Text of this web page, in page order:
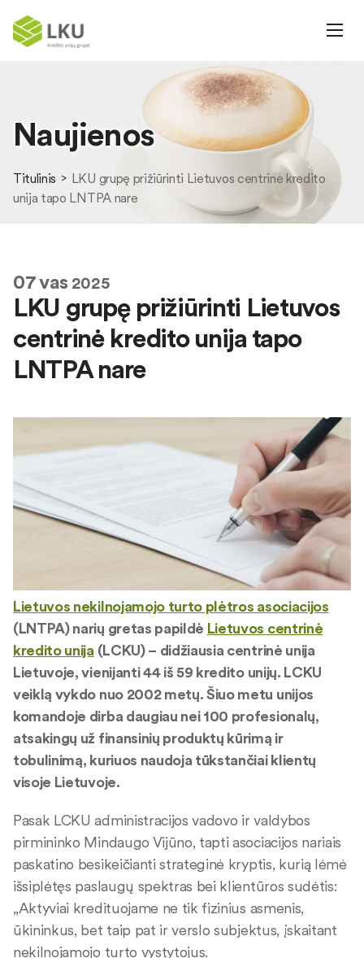
Naujienos
Titulinis
LKU grupę prižiūrinti Lietuvos centrinė kredito
unija tapo LNTPA nare
07vas 2025
LKU grupę prižiūrinti Lietuvos
centrinė kredito unija tapo
LNTPA nare
Lietuvos nekilnojamojo turto plėtros asociacijos
(LNTPA) narių gretas papildė Lietuvos centrinė
kredito unija (LCKU) – didžiausia centrinė unija
Lietuvoje, vienijanti 44 iš 59 kredito unijų. LCKU
veiklą vykdo nuo 2002 metų. Šiuo metu unijos
komandoje dirba daugiau nei 100 profesionalų,
atsakingų už finansinių produktų kūrimą ir
tobulinimą, kuriuos naudoja tūkstančiai klientų
visoje Lietuvoje.
Pasak LCKU administracijos vadovo ir valdybos
pirmininko Mindaugo Vijūno, tapti asociacijos nariais
paskatino besikeičianti strateginė kryptis, kurią lėmė
išsiplėtęs paslaugų spektras bei klientūros sudėtis:
„Aktyviai kredituojame ne tik fizinius asmenis,
ūkininkus, bet taip pat ir verslo subjektus, įskaitant
nekilnojamojo turto vystytojus.